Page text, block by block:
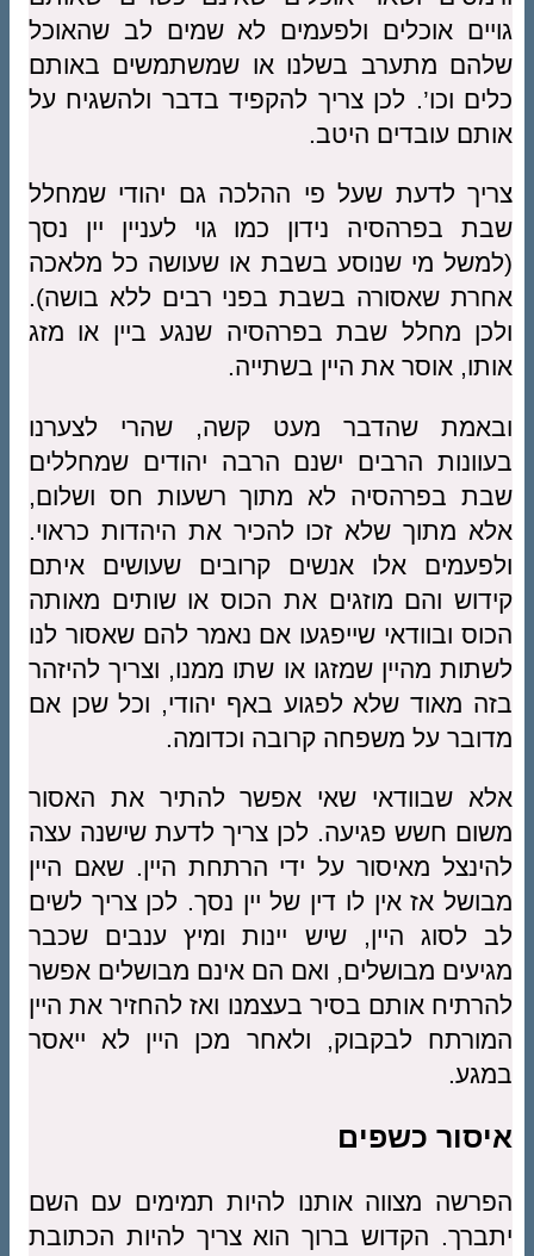
גויים אוכלים ולפעמים לא שמים לב שהאוכל
שלהם מתערב בשלנו או שמשתמשים באותם
כלים וכו’. לכן צריך להקפיד בדבר ולהשגיח על
אותם עובדים היטב.
צריך לדעת שעל פי ההלכה גם יהודי שמחלל
שבת בפרהסיה נידון כמו גוי לעניין יין נסך
(למשל מי שנוסע בשבת או שעושה כל מלאכה
אחרת שאסורה בשבת בפני רבים ללא בושה).
ולכן מחלל שבת בפרהסיה שנגע ביין או מזג
אותו, אוסר את היין בשתייה.
ובאמת שהדבר מעט קשה, שהרי לצערנו
בעוונות הרבים ישנם הרבה יהודים שמחללים
שבת בפרהסיה לא מתוך רשעות חס ושלום,
אלא מתוך שלא זכו להכיר את היהדות כראוי.
ולפעמים אלו אנשים קרובים שעושים איתם
קידוש והם מוזגים את הכוס או שותים מאותה
הכוס ובוודאי שייפגעו אם נאמר להם שאסור לנו
לשתות מהיין שמזגו או שתו ממנו, וצריך להיזהר
בזה מאוד שלא לפגוע באף יהודי, וכל שכן אם
מדובר על משפחה קרובה וכדומה.
אלא שבוודאי שאי אפשר להתיר את האסור
משום חשש פגיעה. לכן צריך לדעת שישנה עצה
להינצל מאיסור על ידי הרתחת היין. שאם היין
מבושל אז אין לו דין של יין נסך. לכן צריך לשים
לב לסוג היין, שיש יינות ומיץ ענבים שכבר
מגיעים מבושלים, ואם הם אינם מבושלים אפשר
להרתיח אותם בסיר בעצמנו ואז להחזיר את היין
המורתח לבקבוק, ולאחר מכן היין לא ייאסר
במגע.
איסור כשפים
הפרשה מצווה אותנו להיות תמימים עם השם
יתברך. הקדוש ברוך הוא צריך להיות הכתובת